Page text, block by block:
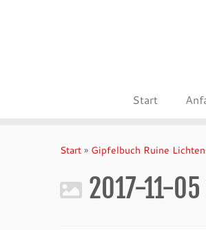
Start
Start » Gipfelbuch Ruine
2017-11-